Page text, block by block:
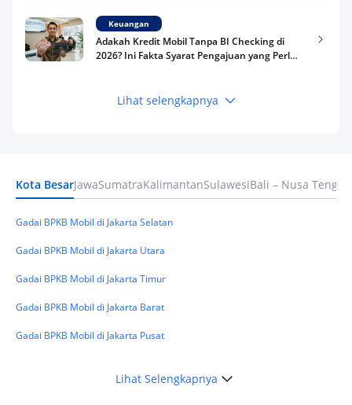
Keuangan
Adakah Kredit Mobil Tanpa BI Checking di
2026? Ini Fakta Syarat Pengajuan yang Perlu
Keuangan
Keuangan
Masuk BI Checking? Simak Peraturan
Lihat selengkapnya
Kota BesarJawaSumatraKalimantanSulawesiBali – Nusa
Gadai BPKB Mobil di Jakarta Selatan
Gadai BPKB Mobil di Jakarta Utara
Gadai BPKB Mobil di Jakarta Timur
Gadai BPKB Mobil di Jakarta Barat
Gadai BPKB Mobil di Jakarta Pusat
Lihat Selengkapnya